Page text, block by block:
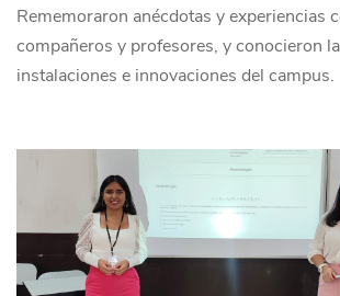
Rememoraron anécdotas y experiencias
compañeros y profesores, y conocieron
instalaciones e innovaciones del campus.